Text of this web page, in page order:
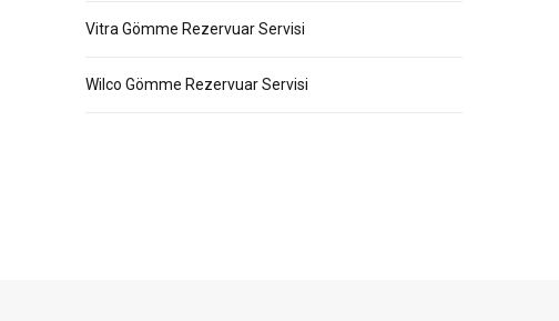
Vitra Gömme Rezervuar Servisi
Wilco Gömme Rezervuar Servisi